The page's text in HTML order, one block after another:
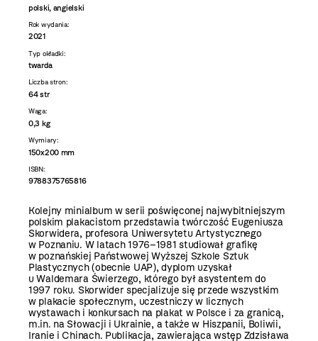
polski, angielski
Rok wydania:
2021
Typ okładki:
twarda
Liczba stron:
64 str
Waga:
0,3 kg
Wymiary:
150x200 mm
ISBN:
9788375765816
Kolejny minialbum w serii poświęconej najwybitniejszym
polskim plakacistom przedstawia twórczość Eugeniusza
Skorwidera, profesora Uniwersytetu Artystycznego
w Poznaniu. W latach 1976–1981 studiował grafikę
w poznańskiej Państwowej Wyższej Szkole Sztuk
Plastycznych (obecnie UAP), dyplom uzyskał
u Waldemara Świerzego, którego był asystentem do
1997 roku. Skorwider specjalizuje się przede wszystkim
w plakacie społecznym, uczestniczy w licznych
wystawach i konkursach na plakat w Polsce i za granicą,
m.in. na Słowacji i Ukrainie, a także w Hiszpanii, Boliwii,
Iranie i Chinach. Publikacja, zawierająca wstęp Zdzisława